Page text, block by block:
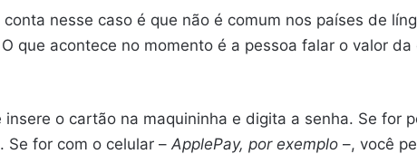
nesse caso é que não é comum nos países de
O que acontece no momento é a pessoa falar o valor
insere o cartão na maquininha e digita a senha. Se for
Se for com o celular – ApplePay, por exemplo –, você